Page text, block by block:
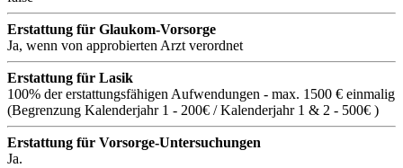
Erstattung für Glaukom-Vorsorge
Ja, wenn von approbierten Arzt verordnet
Erstattung für Lasik
100% der erstattungsfähigen Aufwendungen - max. 1500 € einmalig
(Begrenzung Kalenderjahr 1 - 200€ / Kalenderjahr 1 & 2 - 500€ )
Erstattung für Vorsorge-Untersuchungen
Ja.